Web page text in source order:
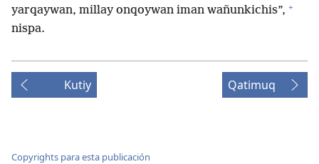
yarqaywan, millay onqoywan iman wañunkichis”, +
nispa.
Kutiy Qatimuq
Copyrights para esta publicación